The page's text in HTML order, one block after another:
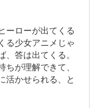
ーローが出てくる
る少女アニメじゃ
答は出てくる。
が理解できて、
活かせられる、と